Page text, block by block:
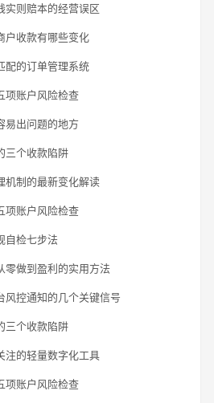
实则赔本的经营误区
户收款有哪些变化
配的订单管理系统
项账户风险检查
易出问题的地方
三个收款陷阱
机制的最新变化解读
项账户风险检查
自检七步法
零做到盈利的实用方法
风控通知的几个关键信号
三个收款陷阱
注的轻量数字化工具
项账户风险检查